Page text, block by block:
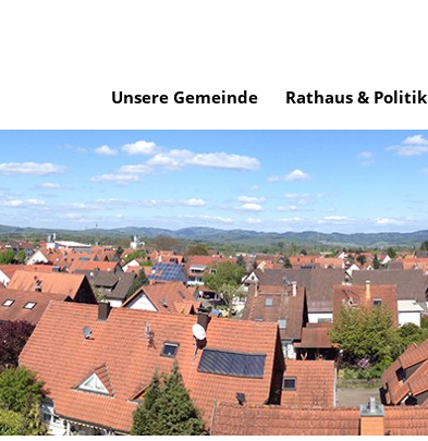
Unsere Gemeinde Rathaus & Politik